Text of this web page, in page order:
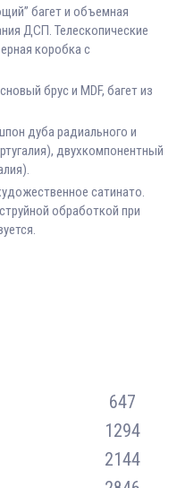
багет и объемная
ДСП. Телескопические
коробка с
брус и MDF, багет из
дуба радиального и
двухкомпонентный
сатинато.
обработкой при
647
1294
2144